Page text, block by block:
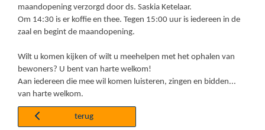
maandopening verzorgd door ds. Saskia Ketelaar.
Om 14:30 is er koffie en thee. Tegen 15:00 uur is iedereen in de
zaal en begint de maandopening.
Wilt u komen kijken of wilt u meehelpen met het ophalen van
bewoners? U bent van harte welkom!
Aan iedereen die mee wil komen luisteren, zingen en bidden...
van harte welkom.
terug